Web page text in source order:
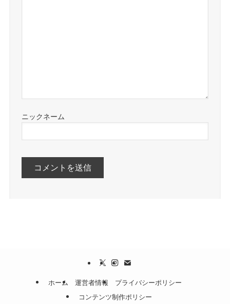
ホーム 運営者情報
プライバシーポリシー
コンテンツ制作ポリシー